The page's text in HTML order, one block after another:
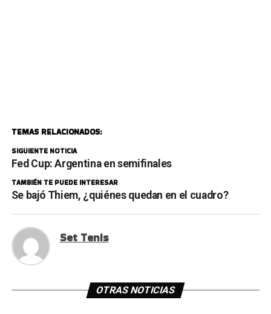
TEMAS RELACIONADOS:
SIGUIENTE NOTICIA
Fed Cup: Argentina en semifinales
TAMBIÉN TE PUEDE INTERESAR
Se bajó Thiem, ¿quiénes quedan en el cuadro?
Set Tenis
OTRAS NOTICIAS